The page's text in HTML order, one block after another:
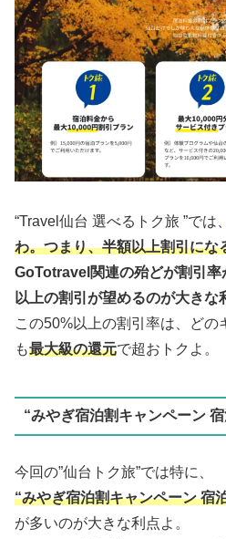
“Travel仙台 選べるトク旅 ”では、
わ。つまり、半額以上割引にな
GoTotravel関連の殆どが割引
以上の割引が望めるのが大きな
この50%以上の割引率は、どの
も最大級の還元で超おトクよ。
“みやぎ宿泊割キャンペーン
今回の”仙台トク旅”では特に、
“みやぎ宿泊割キャンペーン 宿
が多いのが大きな利点よ。